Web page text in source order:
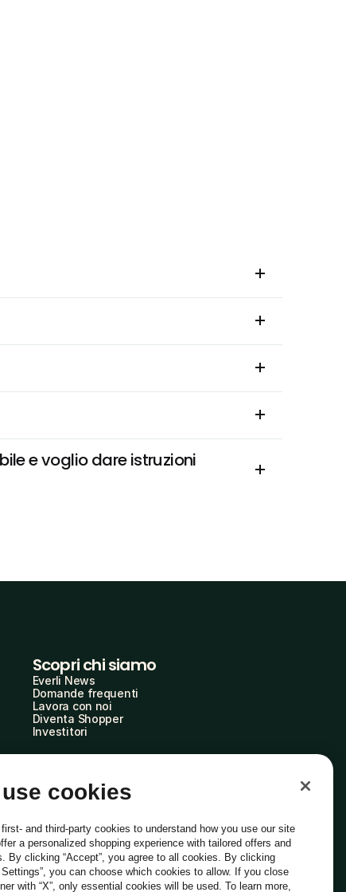
e voglio dare istruzioni
Scopri chi siamo
Everli News
Domande frequenti
Lavora con noi
Diventa Shopper
Investitori
Italiano
use cookies
and third-party cookies to understand how you use our site
a personalized shopping experience with tailored offers and
By clicking “Accept”, you agree to all cookies. By clicking
Settings”, you can choose which cookies to allow. If you close
with “X”, only essential cookies will be used. To learn more,